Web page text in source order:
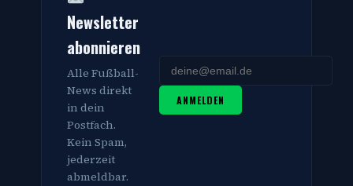
Newsletter
abonnieren
Alle Fußball-
News direkt
in dein
Postfach.
Kein Spam,
jederzeit
abmeldbar.
ANMELDEN